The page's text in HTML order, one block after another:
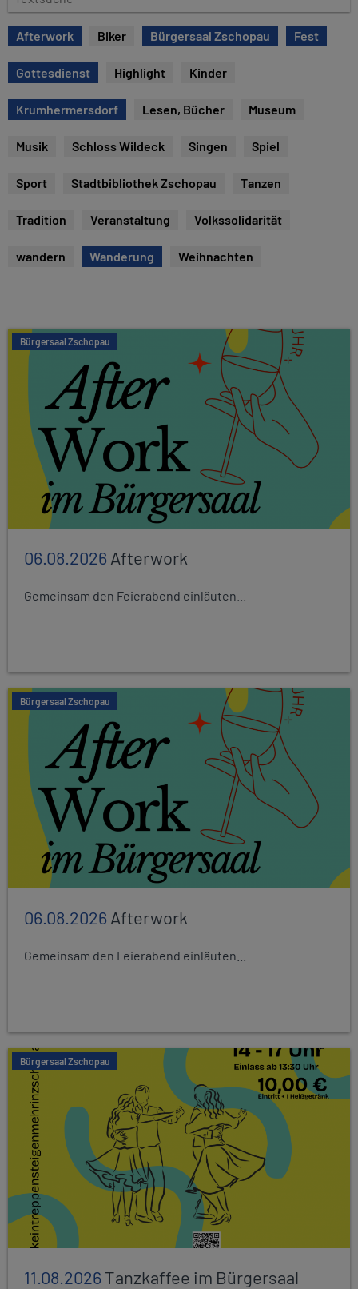
e
x
t
s
u
c
Afterwork Biker Bürgersaal Zschopau Fest
Gottesdienst Highlight Kinder
Krumhermersdorf Lesen, Bücher Museum
Musik Schloss Wildeck Singen Spiel
Sport Stadtbibliothek Zschopau Tanzen
Tradition Veranstaltung Volkssolidarität
wandern Wanderung Weihnachten
Bürgersaal Zschopau
06.08.2026Afterwork
Gemeinsam den Feierabend einläuten...
Bürgersaal Zschopau
06.08.2026Afterwork
Gemeinsam den Feierabend einläuten...
Bürgersaal Zschopau
11.08.2026Tanzkaffee im Bürgersaal